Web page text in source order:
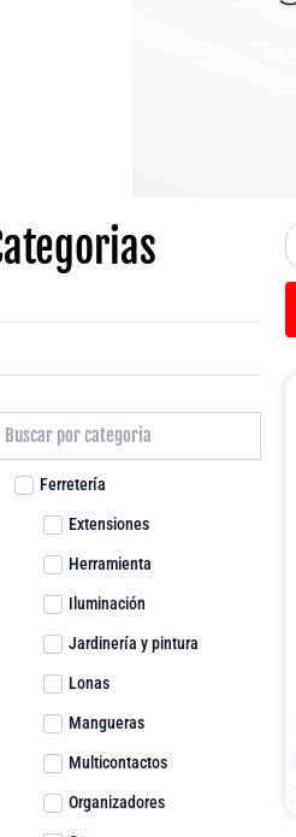
Ferretería
Extensiones
Herramienta
Iluminación
Jardinería y pintura
Lonas
Mangueras
Multicontactos
Organizadores